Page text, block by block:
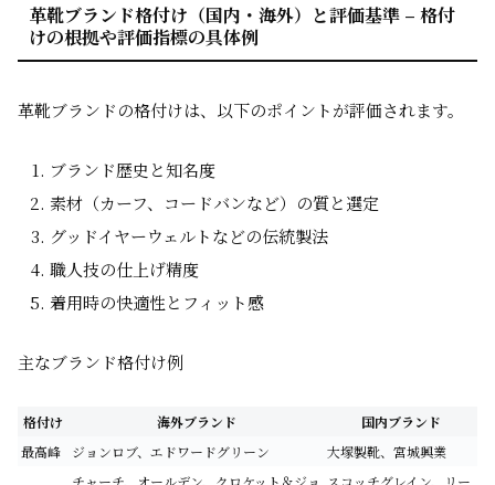
革靴ブランド格付け（国内・海外）と評価基準 – 格付
けの根拠や評価指標の具体例
革靴ブランドの格付けは、以下のポイントが評価されます。
ブランド歴史と知名度
素材（カーフ、コードバンなど）の質と選定
グッドイヤーウェルトなどの伝統製法
職人技の仕上げ精度
着用時の快適性とフィット感
主なブランド格付け例
格付け 海外ブランド
国内ブランド
最高峰
ジョンロブ、エドワードグリーン 大塚製靴、宮城興業
チャーチ、オールデン、クロケット＆ジョ
スコッチグレイン、リー